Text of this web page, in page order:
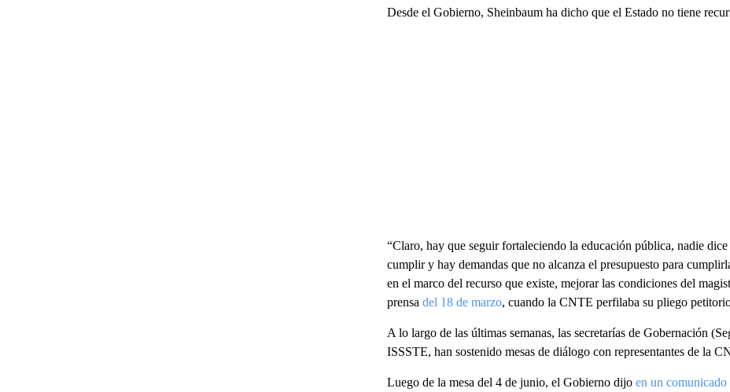
Desde el Gobierno, Sheinbaum ha dicho que el Estado no tiene
“Claro, hay que seguir fortaleciendo la educación pública, nadie
cumplir y hay demandas que no alcanza el presupuesto para
en el marco del recurso que existe, mejorar las condiciones del
prensa del 18 de marzo, cuando la CNTE perfilaba su pliego
A lo largo de las últimas semanas, las secretarías de Gobernación
ISSSTE, han sostenido mesas de diálogo con representantes de la
Luego de la mesa del 4 de junio, el Gobierno dijo en un comunicado